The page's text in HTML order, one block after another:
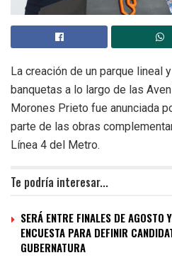
La creación de un parque lineal
banquetas a lo largo de las
Morones Prieto fue anunciada
parte de las obras
Línea 4 del Metro.
Te podría interesar...
SERÁ ENTRE FINALES DE
ENCUESTA PARA DEFINIR
GUBERNATURA